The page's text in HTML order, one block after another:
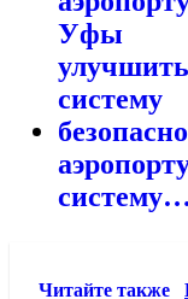
систему…
Читайте также